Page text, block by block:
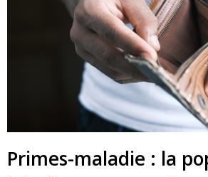
Primes-maladie : la